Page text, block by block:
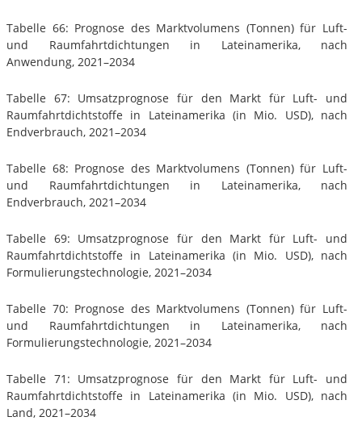
Tabelle 66: Prognose des Marktvolumens (Tonnen) für Luft-
und Raumfahrtdichtungen in Lateinamerika, nach
Anwendung, 2021–2034
Tabelle 67: Umsatzprognose für den Markt für Luft- und
Raumfahrtdichtstoffe in Lateinamerika (in Mio. USD), nach
Endverbrauch, 2021–2034
Tabelle 68: Prognose des Marktvolumens (Tonnen) für Luft-
und Raumfahrtdichtungen in Lateinamerika, nach
Endverbrauch, 2021–2034
Tabelle 69: Umsatzprognose für den Markt für Luft- und
Raumfahrtdichtstoffe in Lateinamerika (in Mio. USD), nach
Formulierungstechnologie, 2021–2034
Tabelle 70: Prognose des Marktvolumens (Tonnen) für Luft-
und Raumfahrtdichtungen in Lateinamerika, nach
Formulierungstechnologie, 2021–2034
Tabelle 71: Umsatzprognose für den Markt für Luft- und
Raumfahrtdichtstoffe in Lateinamerika (in Mio. USD), nach
Land, 2021–2034